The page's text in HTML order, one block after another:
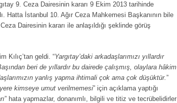
9. Ceza Dairesinin kararı 9 Ekim 2013 tarihinde
Hatta İstanbul 10. Ağır Ceza Mahkemesi Başkanının bile
Dairesinin kararı ile anlaşıldığı şeklinde görüş
Kılıç’tan geldi. “Yargıtay’daki arkadaşlarımızı yıllardır
beri de yıllardır bu dairede çalışmış, olaylara hâkim
yanlış yapma ihtimali çok ama çok düşüktür.”
kimseye umut verilmemesi” için açıklama yaptığı
” hata yapmazlar, donanımlı, bilgili ve titiz ve tecrübelidirler